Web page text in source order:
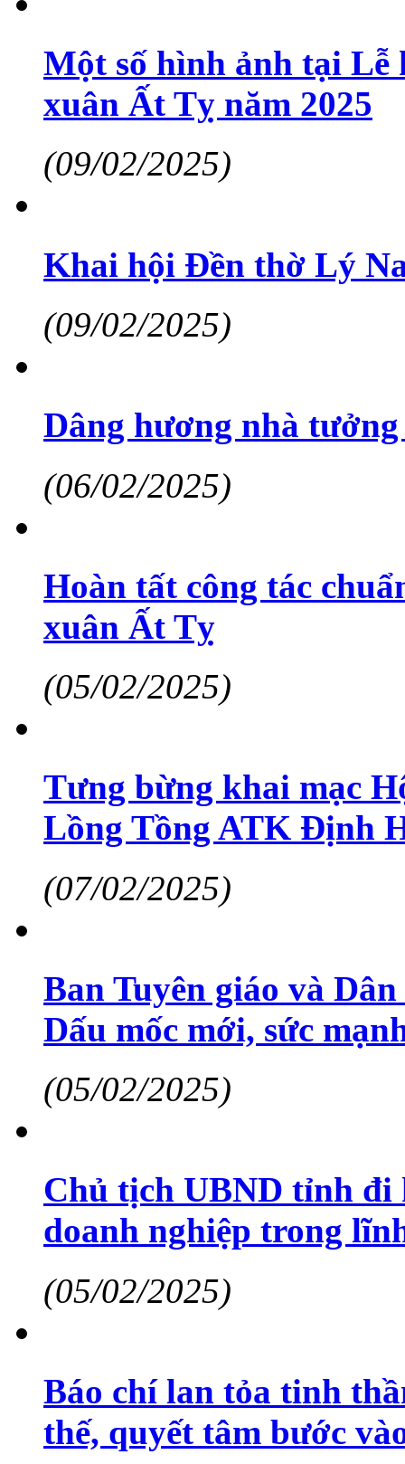
Một số hình ảnh tại Lễ
xuân Ất Tỵ năm 2025
(09/02/2025)
Khai hội Đền thờ Lý
(09/02/2025)
Dâng hương nhà
(06/02/2025)
Hoàn tất công tác
xuân Ất Tỵ
(05/02/2025)
Tưng bừng khai mạc
Lồng Tồng ATK Định
(07/02/2025)
Ban Tuyên giáo và
Dấu mốc mới, sức
(05/02/2025)
Chủ tịch UBND tỉnh đi
doanh nghiệp trong
(05/02/2025)
Báo chí lan tỏa tinh
thế, quyết tâm bước